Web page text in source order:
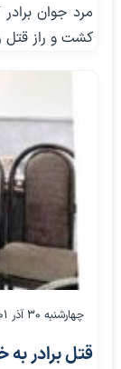
مرد جوان
کشت و راز قتل
چهارشنبه ۳۰ آذر ۱۴۰۱
قتل برادر به خاطر 4